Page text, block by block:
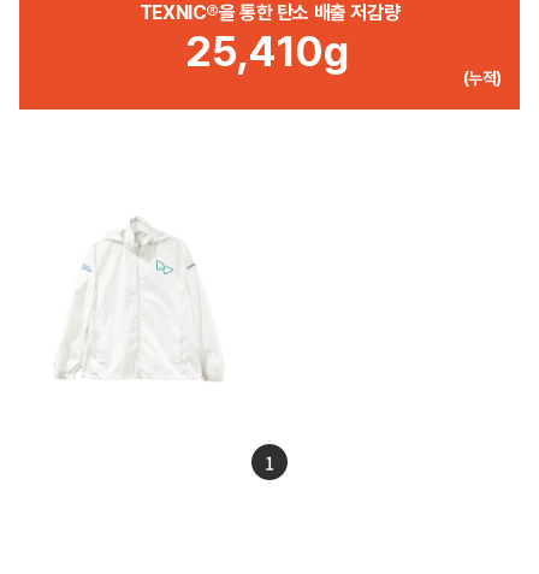
TEXNIC®을 통한 탄소 배출 저감량
25,410g
(누적)
1